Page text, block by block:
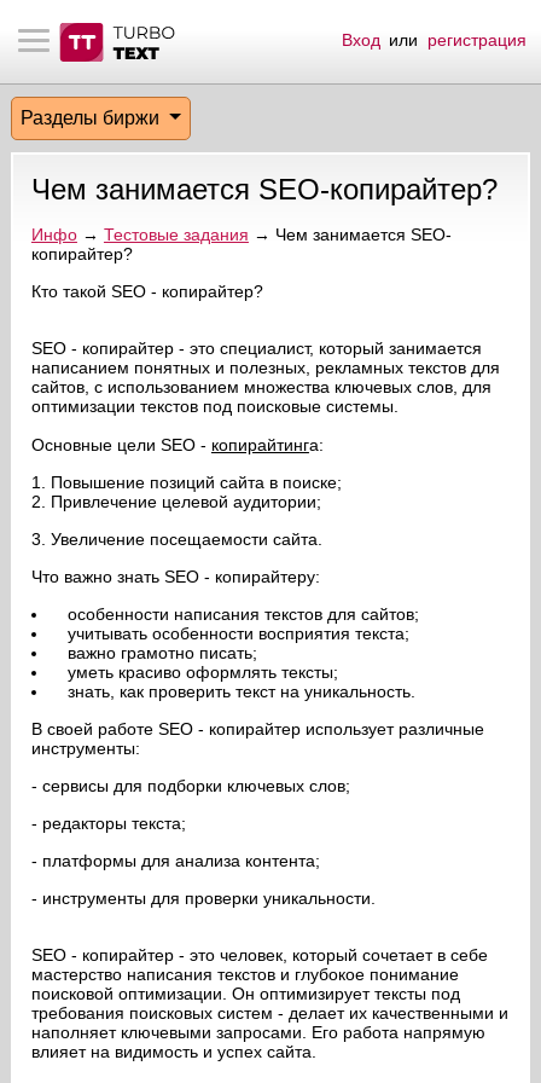
материалы
биржи
эфир
пользователей
сообщения
по форуму
Вход или регистрация
Разделы биржи
Чем занимается SEO-копирайтер?
Инфо→ Тестовые задания → Чем занимается SEO-
копирайтер?
Кто такой SEO - копирайтер?
SEO - копирайтер - это специалист, который занимается
написанием понятных и полезных, рекламных текстов для
сайтов, с использованием множества ключевых слов, для
оптимизации текстов под поисковые системы.
Основные цели SEO - копирайтинга:
1. Повышение позиций сайта в поиске;
2. Привлечение целевой аудитории;
3. Увеличение посещаемости сайта.
Что важно знать SEO - копирайтеру:
особенности написания текстов для сайтов;
учитывать особенности восприятия текста;
важно грамотно писать;
уметь красиво оформлять тексты;
знать, как проверить текст на уникальность.
В своей работе SEO - копирайтер использует различные
инструменты:
- сервисы для подборки ключевых слов;
- редакторы текста;
- платформы для анализа контента;
- инструменты для проверки уникальности.
SEO - копирайтер - это человек, который сочетает в себе
мастерство написания текстов и глубокое понимание
поисковой оптимизации. Он оптимизирует тексты под
требования поисковых систем - делает их качественными и
наполняет ключевыми запросами. Его работа напрямую
влияет на видимость и успех сайта.